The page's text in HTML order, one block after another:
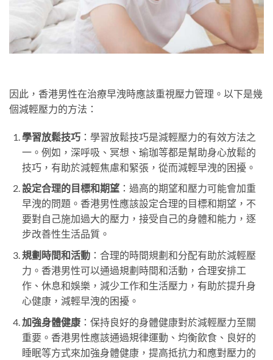
因此，香港男性在治療早洩時應該重視壓力管理。以下是幾
個減輕壓力的方法：
學習放鬆技巧：學習放鬆技巧是減輕壓力的有效方法之
一。例如，深呼吸、冥想、瑜珈等都是幫助身心放鬆的
技巧，有助於減輕焦慮和緊張，從而減輕早洩的困擾。
設定合理的目標和期望：過高的期望和壓力可能會加重
早洩的問題。香港男性應該設定合理的目標和期望，不
要對自己施加過大的壓力，接受自己的身體和能力，逐
步改善性生活品質。
規劃時間和活動：合理的時間規劃和分配有助於減輕壓
力。香港男性可以通過規劃時間和活動，合理安排工
作、休息和娛樂，減少工作和生活壓力，有助於提升身
心健康，減輕早洩的困擾。
加強身體健康：保持良好的身體健康對於減輕壓力至關
重要。香港男性應該通過規律運動、均衡飲食、良好的
睡眠等方式來加強身體健康，提高抵抗力和應對壓力的